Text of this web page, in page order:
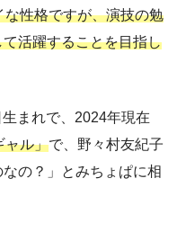
性格ですが、演技の勉
活躍することを目指し
まれで、2024年現在
ャル」で、野々村友紀子
の？」とみちょぱに相